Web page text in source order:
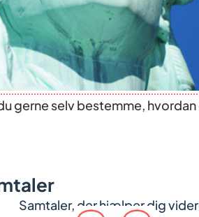
gerne selv bestemme,
Samtaler, der hjælper dig